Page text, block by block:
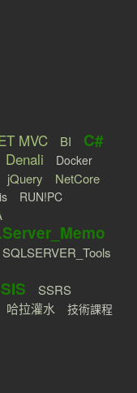
MVC BI C#
Denali
Docker
jQuery
NetCore
RUN!PC
SQLSERVER_Tools
SSRS
哈拉灌水 技術課程